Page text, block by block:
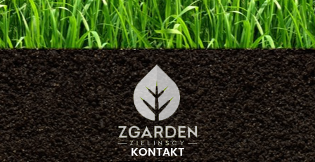
KONTAKT